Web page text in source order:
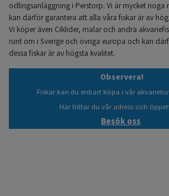
odlingsanläggning i Perstorp. Vi är mycket noga
kan därför garantera att alla våra fiskar är av
Vi köper även Ciklider, malar och andra
runt om i Sverige och övriga europa och kan
dessa fiskar är av högsta kvalitet.
Observera!
Fiskar kan du enbart köpa i vår
Här hittar du vår adress och
Besök oss